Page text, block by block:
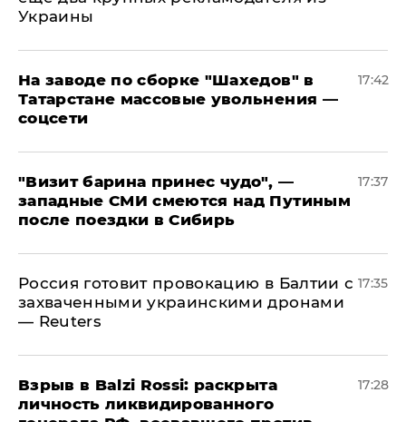
Украины
На заводе по сборке "Шахедов" в
Татарстане массовые увольнения —
соцсети
17:42
"Визит барина принес чудо", —
западные СМИ смеются над Путиным
после поездки в Сибирь
17:37
​Россия готовит провокацию в Балтии с
захваченными украинскими дронами
— Reuters
17:35
​Взрыв в Balzi Rossi: раскрыта
личность ликвидированного
17:28